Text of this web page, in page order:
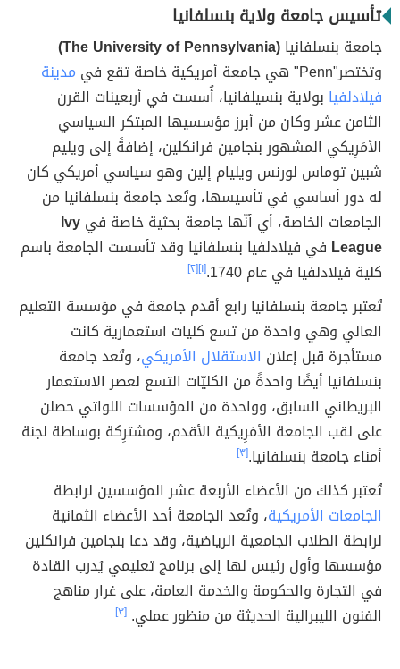
تأسيس جامعة ولاية بنسلفانيا
جامعة بنسلفانيا(The University of Pennsylvania)
وتختصر"Penn" هي جامعة أمريكية خاصة تقع في
مدينة
فيلادلفيا بولاية بنسيلفانيا، أُسست في أربعينات القرن
الثامن عشر وكان من أبرز مؤسسيها المبتكر السياسي
الأمَرِيكي المشهور بنجامين فرانكلين، إضافةً إلى ويليم
شبين توماس لورنس ويليام إلين وهو سياسي أمريكي كان
له دور أساسي في تأسيسها، وتُعد جامعة بنسلفانيا من
الجامعات الخاصة، أي أنّها جامعة بحثية خاصة فيIvy
League في فيلادلفيا بنسلفانيا وقد تأسست الجامعة باسم
كلية فيلادلفيا في عام 1740.
[١] [٢]
تُعتبر جامعة بنسلفانيا رابع أقدم جامعة في مؤسسة التعليم
العالي وهي واحدة من تسع كليات استعمارية كانت
مستأجرة قبل إعلان الاستقلال الأمريكي، وتُعد جامعة
بنسلفانيا أيضًا واحدةً من الكليّات التسع لعصر الاستعمار
البريطاني السابق، وواحدة من المؤسسات اللواتي حصلن
على لقب الجامعة الأمَرِيكية الأقدم، ومشترِكة بوساطة لجنة
أمناء جامعة بنسلفانيا.[٣]
تُعتبر كذلك من الأعضاء الأربعة عشر المؤسسين لرابطة
الجامعات الأمريكية، وتُعد الجامعة أحد الأعضاء الثمانية
لرابطة الطلاب الجامعية الرياضية، وقد دعا بنجامين فرانكلين
مؤسسها وأول رئيس لها إلى برنامج تعليمي يُدرب القادة
في التجارة والحكومة والخدمة العامة، على غرار مناهج
الفنون الليبرالية الحديثة من منظور عملي. [٣]